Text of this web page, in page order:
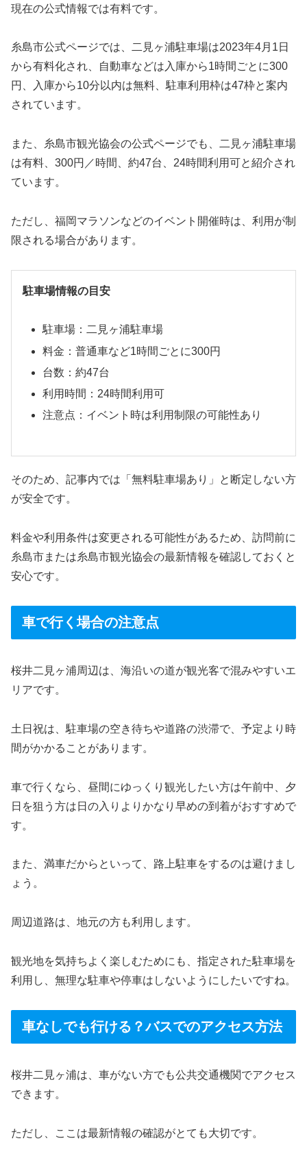
現在の公式情報では有料です。
糸島市公式ページでは、二見ヶ浦駐車場は2023年4月1日
から有料化され、自動車などは入庫から1時間ごとに300
円、入庫から10分以内は無料、駐車利用枠は47枠と案内
されています。
また、糸島市観光協会の公式ページでも、二見ヶ浦駐車場
は有料、300円／時間、約47台、24時間利用可と紹介され
ています。
ただし、福岡マラソンなどのイベント開催時は、利用が制
限される場合があります。
駐車場情報の目安
駐車場：二見ヶ浦駐車場
料金：普通車など1時間ごとに300円
台数：約47台
利用時間：24時間利用可
注意点：イベント時は利用制限の可能性あり
そのため、記事内では「無料駐車場あり」と断定しない方
が安全です。
料金や利用条件は変更される可能性があるため、訪問前に
糸島市または糸島市観光協会の最新情報を確認しておくと
安心です。
車で行く場合の注意点
桜井二見ヶ浦周辺は、海沿いの道が観光客で混みやすいエ
リアです。
土日祝は、駐車場の空き待ちや道路の渋滞で、予定より時
間がかかることがあります。
車で行くなら、昼間にゆっくり観光したい方は午前中、夕
日を狙う方は日の入りよりかなり早めの到着がおすすめで
す。
また、満車だからといって、路上駐車をするのは避けまし
ょう。
周辺道路は、地元の方も利用します。
観光地を気持ちよく楽しむためにも、指定された駐車場を
利用し、無理な駐車や停車はしないようにしたいですね。
車なしでも行ける？バスでのアクセス方法
桜井二見ヶ浦は、車がない方でも公共交通機関でアクセス
できます。
ただし、ここは最新情報の確認がとても大切です。